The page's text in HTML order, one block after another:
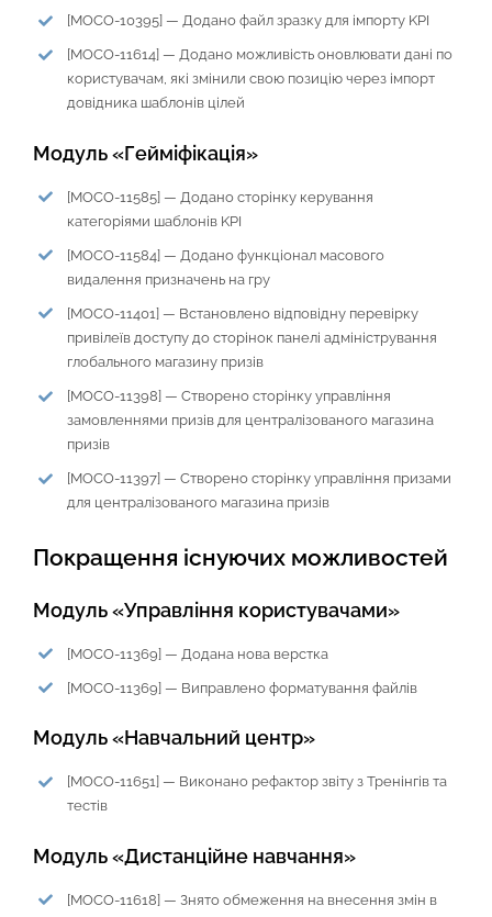
[MOCO-10395] — Додано файл зразку для імпорту KPI
[MOCO-11614] — Додано можливість оновлювати дані по
користувачам, які змінили свою позицію через імпорт
довідника шаблонів цілей
Модуль «Гейміфікація»
[MOCO-11585] — Додано сторінку керування
категоріями шаблонів KPI
[MOCO-11584] — Додано функціонал масового
видалення призначень на гру
[MOCO-11401] — Встановлено відповідну перевірку
привілеїв доступу до сторінок панелі адміністрування
глобального магазину призів
[MOCO-11398] — Створено сторінку управління
замовленнями призів для централізованого магазина
призів
[MOCO-11397] — Створено сторінку управління призами
для централізованого магазина призів
Покращення існуючих можливостей
Модуль «Управління користувачами»
[MOCO-11369] — Додана нова верстка
[MOCO-11369] — Виправлено форматування файлів
Модуль «Навчальний центр»
[MOCO-11651] — Виконано рефактор звіту з Тренінгів та
тестів
Модуль «Дистанційне навчання»
[MOCO-11618] — Знято обмеження на внесення змін в